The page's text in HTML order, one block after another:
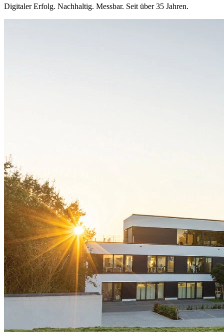
Digitaler Erfolg. Nachhaltig. Messbar. Seit über 35 Jahren.